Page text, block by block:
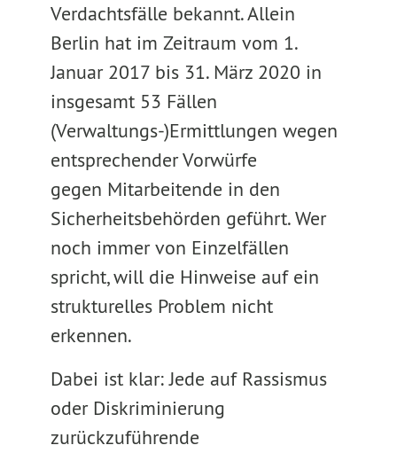
Verdachtsfälle bekannt. Allein
Berlin hat im Zeitraum vom 1.
Januar 2017 bis 31. März 2020 in
insgesamt 53 Fällen
(Verwaltungs-)Ermittlungen wegen
entsprechender Vorwürfe
gegen Mitarbeitende in den
Sicherheitsbehörden geführt. Wer
noch immer von Einzelfällen
spricht, will die Hinweise auf ein
strukturelles Problem nicht
erkennen.
Dabei ist klar: Jede auf Rassismus
oder Diskriminierung
zurückzuführende